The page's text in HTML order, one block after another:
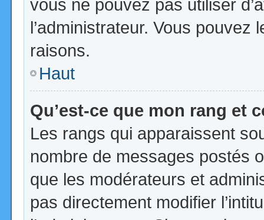
vous ne pouvez pas utiliser
l’administrateur. Vous
raisons.
Haut
Qu’est-ce que mon rang et
Les rangs qui apparaissent
nombre de messages postés
que les modérateurs et
pas directement modifier